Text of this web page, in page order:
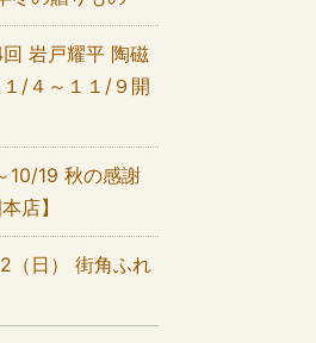
回 岩戸耀平 陶磁
/４～１１/９開
10/19 秋の感謝
店】
（日） 街角ふれ